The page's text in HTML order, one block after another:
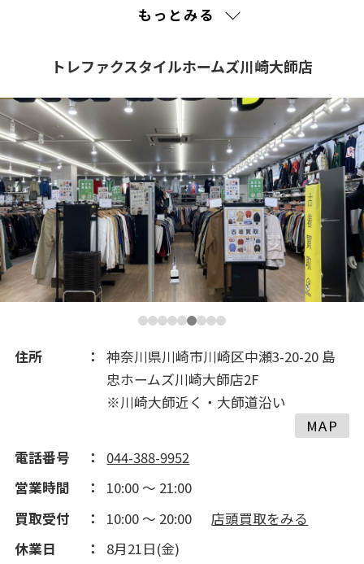
2021(445)
2020(217)
2019(238)
2018(243)
2017(305)
2016(194)
2015(237)
2014(202)
2013(50)
2012(143)
もっとみる
トレファクスタイルホームズ川崎大師店
住所
神奈川県川崎市川崎区中瀬3-20-20 島
忠ホームズ川崎大師店2F
※川崎大師近く・大師道沿い
MAP
電話番号
044-388-9952
営業時間
10:00 ～ 21:00
買取受付
10:00 ～ 20:00
店頭買取をみる
休業日
8月21日(金)